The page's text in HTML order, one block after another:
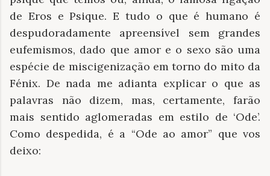
de Eros e Psique. E tudo o que é humano é
despudoradamente apreensível sem grandes
eufemismos, dado que amor e o sexo são uma
espécie de miscigenização em torno do mito da
Fénix. De nada me adianta explicar o que as
palavras não dizem, mas, certamente, farão
mais sentido aglomeradas em estilo de ‘Ode’.
Como despedida, é a “Ode ao amor” que vos
deixo: